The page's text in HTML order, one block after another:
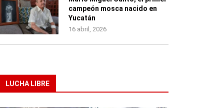
campeón mosca nacido en
Yucatán
16 abril, 2026
LUCHA LIBRE